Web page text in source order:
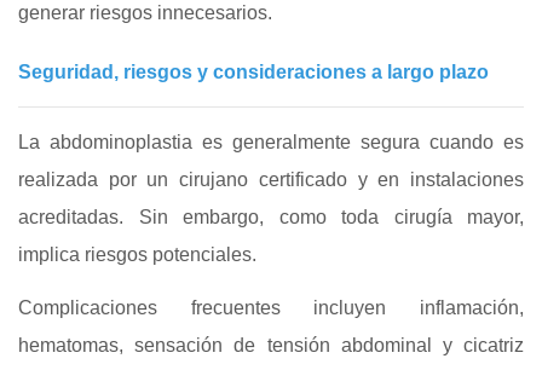
generar riesgos innecesarios.
Seguridad, riesgos y consideraciones a largo plazo
La abdominoplastia es generalmente segura cuando es
realizada por un cirujano certificado y en instalaciones
acreditadas. Sin embargo, como toda cirugía mayor,
implica riesgos potenciales.
Complicaciones frecuentes incluyen inflamación,
hematomas, sensación de tensión abdominal y cicatriz